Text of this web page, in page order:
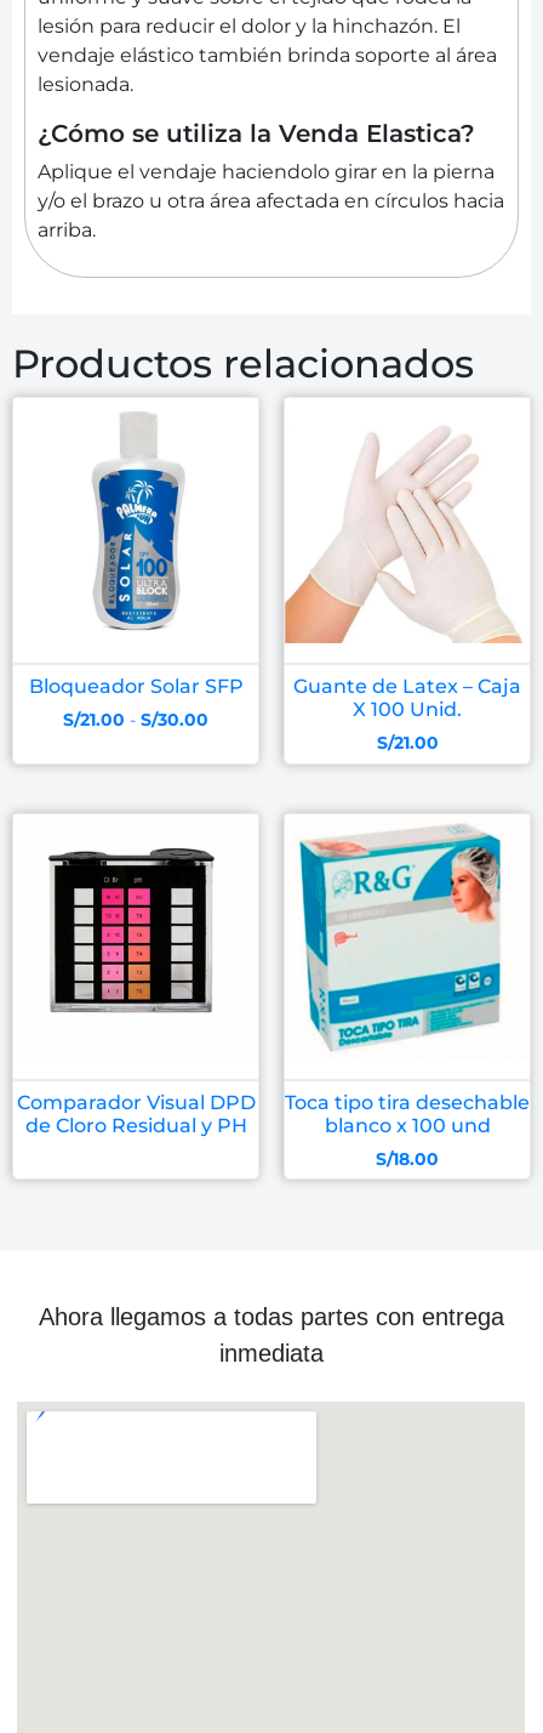
lesión para reducir el dolor y la hinchazón. El
vendaje elástico también brinda soporte al área
lesionada.
¿Cómo se utiliza la Venda Elastica?
Aplique el vendaje haciendolo girar en la pierna
y/o el brazo u otra área afectada en círculos hacia
arriba.
Productos relacionados
Bloqueador Solar SFP
S/21.00 - S/30.00
Guante de Latex – Caja
X 100 Unid.
S/21.00
Comparador Visual DPD
de Cloro Residual y PH
Toca tipo tira desechable
blanco x 100 und
S/18.00
Ahora llegamos a todas partes con entrega
inmediata